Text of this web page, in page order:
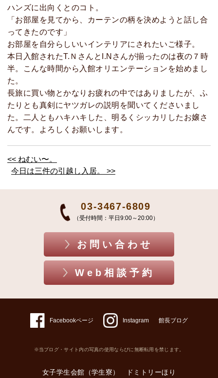
ハンズに出向くとのコト。
「お部屋を見てから、カーテンの柄を決めようと話し合
ってきたのです」
お部屋を自分らしいいインテリアにされたいご様子。
本日入館されたT.ＮさんとI.Nさんが揃ったのは夜の７時
半。こんな時間から入館オリエンテーションを始めまし
た。
長旅に買い物とかなりお疲れの中ではありましたが、ふ
たりとも真剣にヤツガレの説明を聞いてくださいまし
た。二人ともハキハキした、明るくシッカリしたお嬢さ
んです。よろしくお願いします。
<< ねむい〜。
今日は三件の引越し入居。 >>
03-3467-6809
（受付時間：平日9:00～20:00）
お問い合わせ
Web相談予約
Facebookページ Instagram 館長ブログ
※当ブログ・サイト内の写真の使用ならびに無断転用を禁じます。
女子学生会館（学生寮） ドミトリーほり